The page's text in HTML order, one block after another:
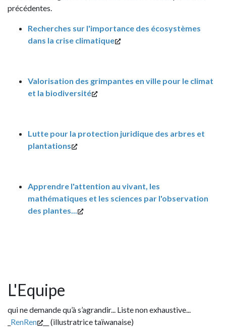
précédentes.
Recherches sur l'importance des écosystèmes
dans la crise climatique
Valorisation des grimpantes en ville pour le climat
et la biodiversité
Lutte pour la protection juridique des arbres et
plantations
Apprendre l'attention au vivant, les
mathématiques et les sciences par l'observation
des plantes...
L'Equipe
qui ne demande qu’à s’agrandir... Liste non exhaustive...
RenRen
__ (illustratrice taïwanaise)